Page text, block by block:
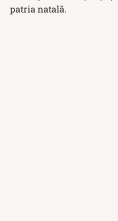
patria natală.